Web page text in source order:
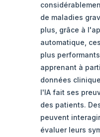
de maladies
plus, grâce à
automatique,
plus
apprenant à
données
l'IA fait ses
des patients.
peuvent
évaluer leurs